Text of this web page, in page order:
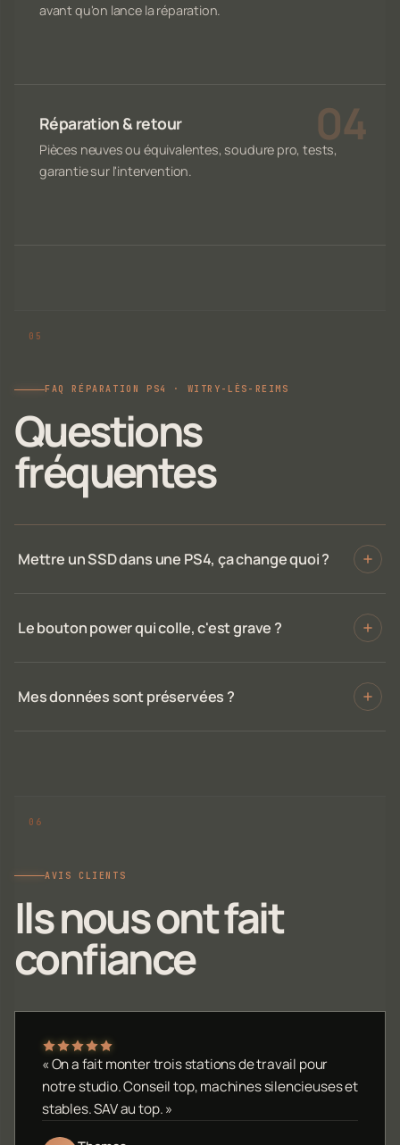
avant qu'on lance la réparation.
Réparation & retour
Pièces neuves ou équivalentes, soudure pro, tests,
garantie sur l'intervention.
FAQ RÉPARATION PS4 · WITRY-LÈS-REIMS
Questions
fréquentes
Mettre un SSD dans une PS4, ça change quoi ?
Le bouton power qui colle, c'est grave ?
Mes données sont préservées ?
AVIS CLIENTS
Ils nous ont fait
confiance
« On a fait monter trois stations de travail pour
notre studio. Conseil top, machines silencieuses et
stables. SAV au top. »